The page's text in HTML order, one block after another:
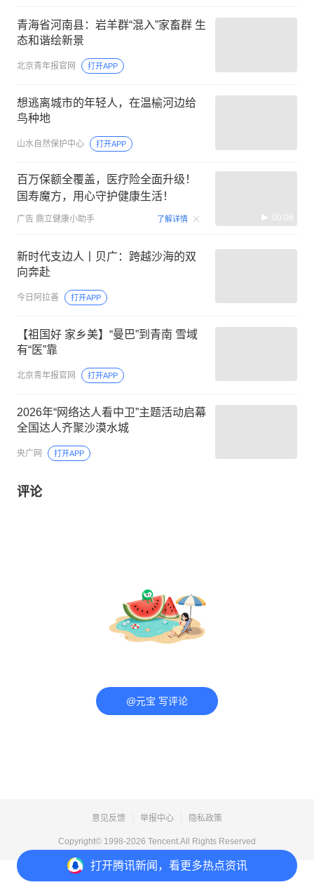
打开腾讯新闻，看更多热点资讯
青海省河南县：岩羊群“混入”家畜群 生
态和谐绘新景
北京青年报官网 打开APP
想逃离城市的年轻人，在温榆河边给
鸟种地
山水自然保护中心 打开APP
百万保额全覆盖，医疗险全面升级！
国寿魔方，用心守护健康生活！
广告 鼎立健康小助手 了解详情 00:06
新时代支边人丨贝广：跨越沙海的双
向奔赴
今日阿拉善 打开APP
【祖国好 家乡美】“曼巴”到青南 雪域
有“医”靠
北京青年报官网 打开APP
2026年“网络达人看中卫”主题活动启幕
全国达人齐聚沙漠水城
央广网 打开APP
评论
@元宝 写评论
意见反馈 举报中心 隐私政策
Copyright© 1998-2026 Tencent.All Rights Reserved